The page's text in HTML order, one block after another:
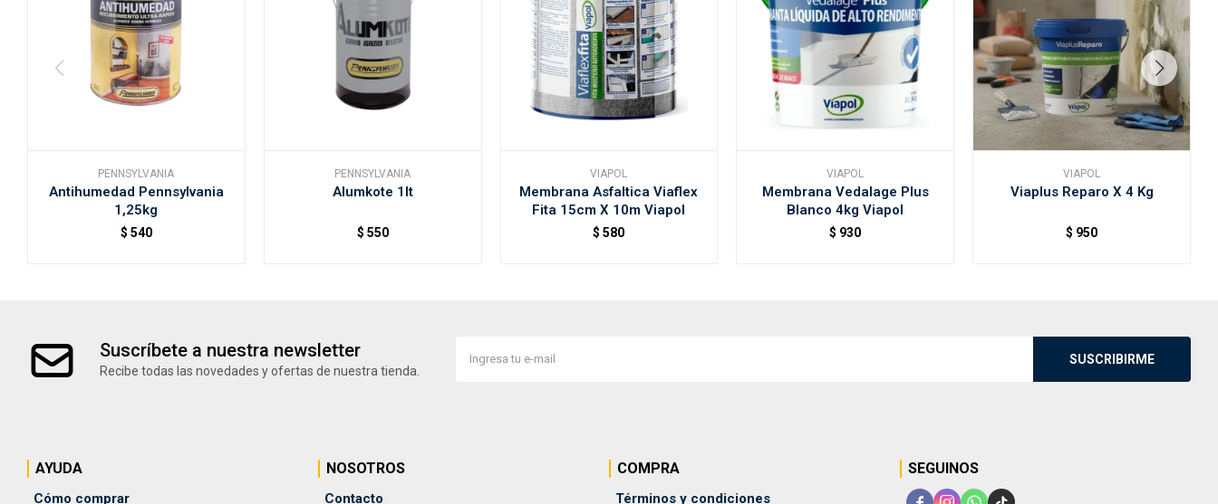
PENNSYLVANIA
Antihumedad Pennsylvania
1,25kg
$ 540
PENNSYLVANIA
Alumkote 1lt
$ 550
VIAPOL
Membrana Asfaltica Viaflex
Fita 15cm X 10m Viapol
$ 580
VIAPOL
Membrana Vedalage Plus
Blanco 4kg Viapol
$ 930
VIAPOL
Viaplus Reparo X 4 Kg
$ 950
Suscríbete a nuestra newsletter
Recibe todas las novedades y ofertas de nuestra tienda.
SUSCRIBIRME
AYUDA
Cómo comprar
NOSOTROS
Contacto
COMPRA
Términos y condiciones
SEGUINOS